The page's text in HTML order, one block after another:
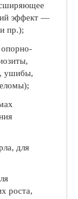
эффект —
пр.);
опорно-
ушибы,
для
роста,